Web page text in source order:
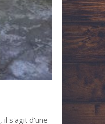
il s'agit d'une